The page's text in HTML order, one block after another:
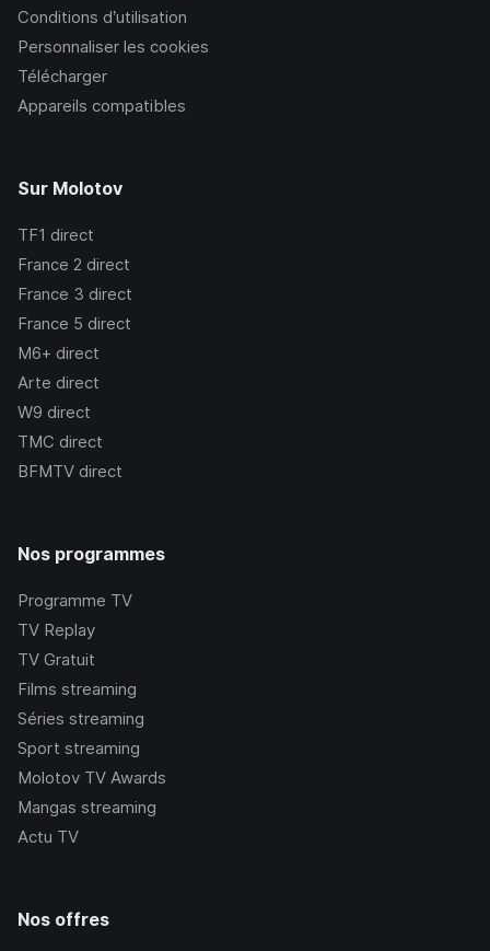
Conditions d’utilisation
Personnaliser les cookies
Télécharger
Appareils compatibles
Sur Molotov
TF1 direct
France 2 direct
France 3 direct
France 5 direct
M6+ direct
Arte direct
W9 direct
TMC direct
BFMTV direct
Nos programmes
Programme TV
TV Replay
TV Gratuit
Films streaming
Séries streaming
Sport streaming
Molotov TV Awards
Mangas streaming
Actu TV
Nos offres